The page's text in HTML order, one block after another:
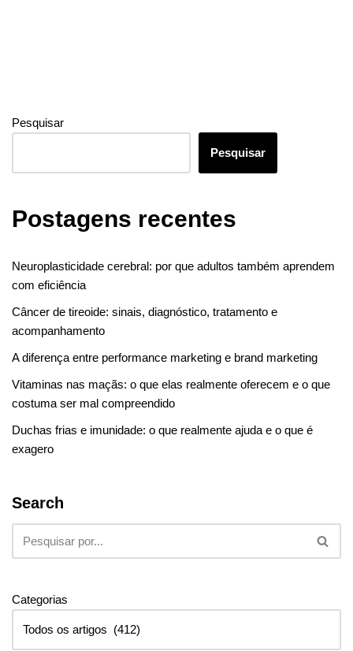
Pesquisar
Pesquisar
Postagens recentes
Neuroplasticidade cerebral: por que adultos também aprendem
com eficiência
Câncer de tireoide: sinais, diagnóstico, tratamento e
acompanhamento
A diferença entre performance marketing e brand marketing
Vitaminas nas maçãs: o que elas realmente oferecem e o que
costuma ser mal compreendido
Duchas frias e imunidade: o que realmente ajuda e o que é
exagero
Search
Categorias